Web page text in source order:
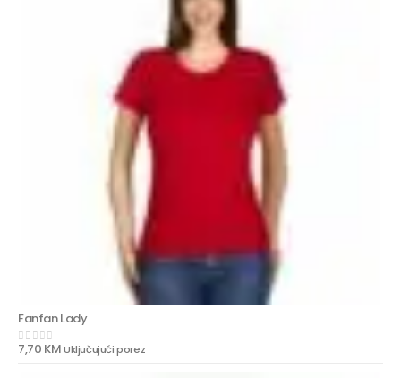
Fanfan Lady
0out of 5
7,70 KMUključujući porez